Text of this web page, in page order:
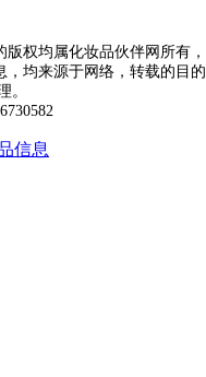
权均属化妆品伙伴网所有
均来源于网络，转载的目
。
信息